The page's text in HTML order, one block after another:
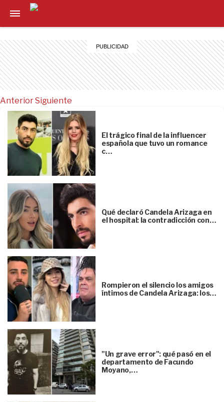
Anterior
El trágico final de la influencer
española que tuvo un romance
c…
Qué declaró Candela Arizaga en
el hospital: la contradicción con…
Rompieron el silencio los amigos
íntimos de Candela Arizaga: los…
"Un grave error": qué pasó en el
departamento de Facundo
Moyano,…
Siguiente